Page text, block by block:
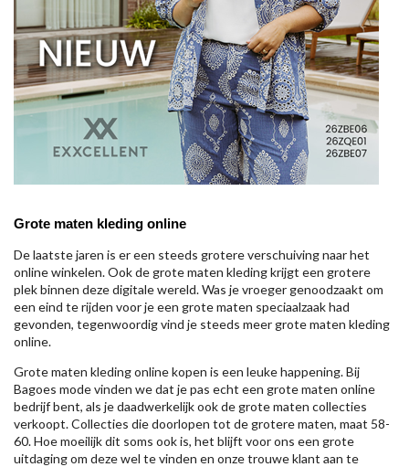
Grote maten kleding online
De laatste jaren is er een steeds grotere verschuiving naar het
online winkelen. Ook de grote maten kleding krijgt een grotere
plek binnen deze digitale wereld. Was je vroeger genoodzaakt om
een eind te rijden voor je een grote maten speciaalzaak had
gevonden, tegenwoordig vind je steeds meer grote maten kleding
online.
Grote maten kleding online kopen is een leuke happening. Bij
Bagoes mode vinden we dat je pas echt een grote maten online
bedrijf bent, als je daadwerkelijk ook de grote maten collecties
verkoopt. Collecties die doorlopen tot de grotere maten, maat 58-
60. Hoe moeilijk dit soms ook is, het blijft voor ons een grote
uitdaging om deze wel te vinden en onze trouwe klant aan te